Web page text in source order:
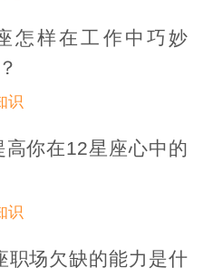
怎样在工作中巧妙
识
高你在12星座心中的
识
职场欠缺的能力是什